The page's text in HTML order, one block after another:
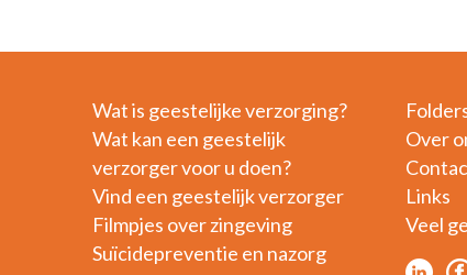
Wat is geestelijke verzorging?
Wat kan een geestelijk
verzorger voor u doen?
Vind een geestelijk verzorger
Filmpjes over zingeving
Suïcidepreventie en nazorg
Over
Links
Veel